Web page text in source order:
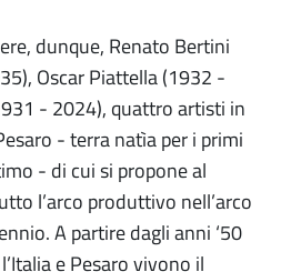
dunque, Renato Bertini
Oscar Piattella (1932 -
- 2024), quattro artisti in
- terra natìa per i primi
- di cui si propone al
l’arco produttivo nell’arco
A partire dagli anni ‘50
e Pesaro vivono il